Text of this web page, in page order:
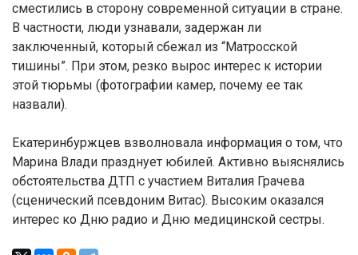
сместились в сторону современной ситуации в стране.
В частности, люди узнавали, задержан ли
заключенный, который сбежал из “Матросской
тишины”. При этом, резко вырос интерес к истории
этой тюрьмы (фотографии камер, почему ее так
назвали).
Екатеринбуржцев взволновала информация о том, что
Марина Влади празднует юбилей. Активно выяснялись
обстоятельства ДТП с участием Виталия Грачева
(сценический псевдоним Витас). Высоким оказался
интерес ко Дню радио и Дню медицинской сестры.